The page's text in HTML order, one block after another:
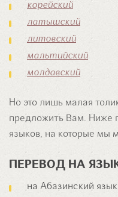
корейский
латышский
литовский
мальтийский
молдавский
Но это лишь малая
предложить Вам. Ниже
языков, на которые мы
ПЕРЕВОД НА
на Абазинский язык